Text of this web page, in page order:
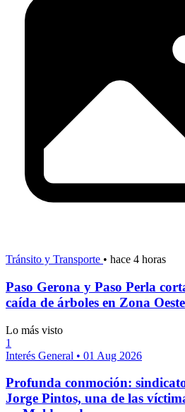
Tránsito y Transporte • hace 4 horas
Paso Gerona y Paso Perla
caída de árboles en Zona Oeste
Lo más visto
1
Interés General • 01 Aug 2026
Profunda conmoción:
Jorge Pintos, una de las